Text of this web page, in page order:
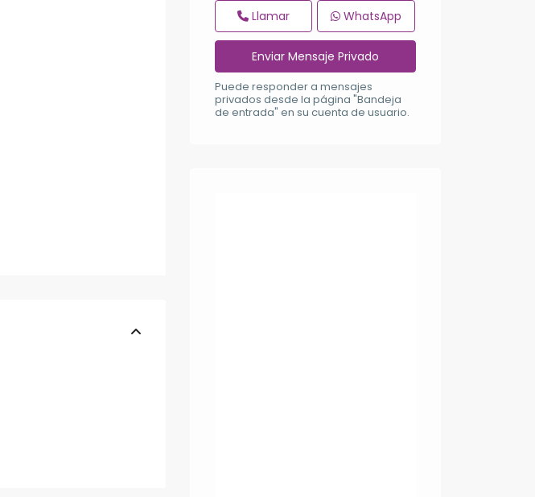
Llamar WhatsApp
Puede responder a mensajes
privados desde la página "Bandeja
de entrada" en su cuenta de usuario.